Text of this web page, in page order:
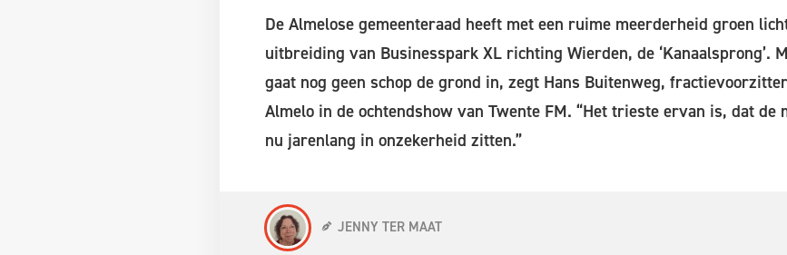
De Almelose gemeenteraad heeft met een ruime meerderheid groen
uitbreiding van Businesspark XL richting Wierden, de ‘Kanaalsprong’.
gaat nog geen schop de grond in, zegt Hans Buitenweg,
Almelo in de ochtendshow van Twente FM. “Het trieste ervan is, dat de
nu jarenlang in onzekerheid zitten.”
JENNY TER MAAT